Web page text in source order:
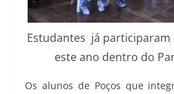
Estudantes já
este ano dentro do
Os alunos de Poços que